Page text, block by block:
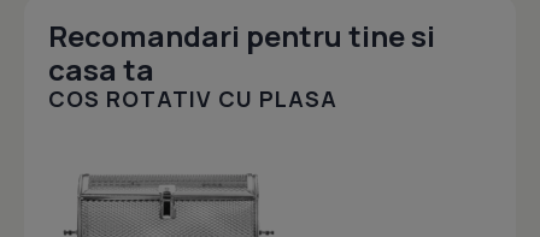
Recomandari pentru tine si
casa ta
COS ROTATIV CU PLASA